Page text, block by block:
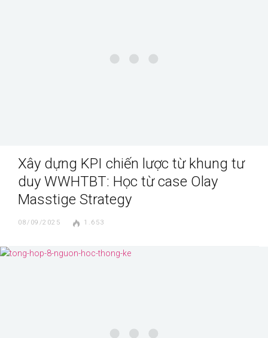
Xây dựng KPI chiến lược từ khung tư
duy WWHTBT: Học từ case Olay
Masstige Strategy
08/09/2025 1.653